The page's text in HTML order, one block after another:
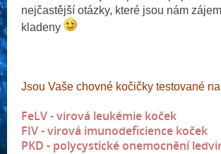
nejčastější otázky, které jsou nám
kladeny
Jsou Vaše chovné kočičky testované
FeLV - virová leukémie koček
FIV - virová imunodeficience koček
PKD - polycystické onemocnění